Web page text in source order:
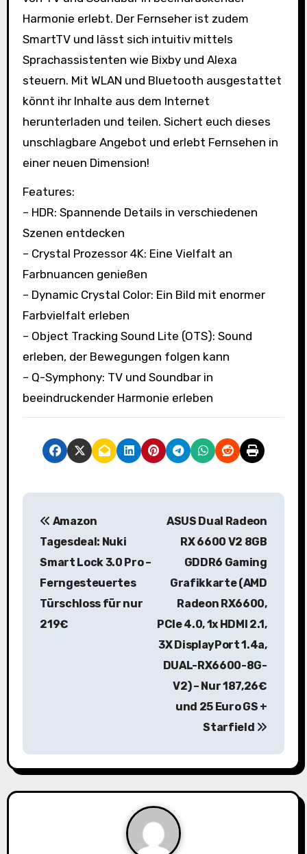
Harmonie erlebt. Der Fernseher ist zudem
SmartTV und lässt sich intuitiv mittels
Sprachassistenten wie Bixby und Alexa
steuern. Mit WLAN und Bluetooth ausgestattet
könnt ihr Inhalte aus dem Internet
herunterladen und teilen. Sichert euch dieses
unschlagbare Angebot und erlebt Fernsehen in
einer neuen Dimension!
Features:
– HDR: Spannende Details in verschiedenen
Szenen entdecken
– Crystal Prozessor 4K: Eine Vielfalt an
Farbnuancen genießen
– Dynamic Crystal Color: Ein Bild mit enormer
Farbvielfalt erleben
– Object Tracking Sound Lite (OTS): Sound
erleben, der Bewegungen folgen kann
– Q-Symphony: TV und Soundbar in
beeindruckender Harmonie erleben
B
a
v
Amazon
Tagesdeal: Nuki
Smart Lock 3.0 Pro –
Ferngesteuertes
Türschloss für nur
219€
ASUS Dual Radeon
RX 6600 V2 8GB
GDDR6 Gaming
Grafikkarte (AMD
Radeon RX6600,
PCIe 4.0, 1x HDMI 2.1,
3X DisplayPort 1.4a,
DUAL-RX6600-8G-
V2) – Nur 187,26€
und 25 Euro GS +
Starfield